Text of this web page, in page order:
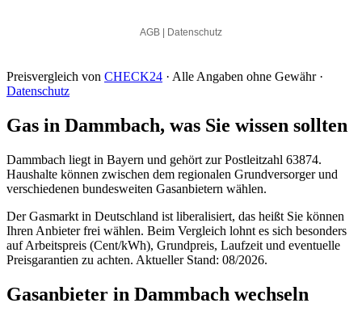
Preisvergleich von CHECK24 · Alle Angaben ohne Gewähr ·
Datenschutz
Gas in Dammbach, was Sie wissen sollten
Dammbach liegt in Bayern und gehört zur Postleitzahl 63874.
Haushalte können zwischen dem regionalen Grundversorger und
verschiedenen bundesweiten Gasanbietern wählen.
Der Gasmarkt in Deutschland ist liberalisiert, das heißt Sie können
Ihren Anbieter frei wählen. Beim Vergleich lohnt es sich besonders
auf Arbeitspreis (Cent/kWh), Grundpreis, Laufzeit und eventuelle
Preisgarantien zu achten. Aktueller Stand: 08/2026.
Gasanbieter in Dammbach wechseln